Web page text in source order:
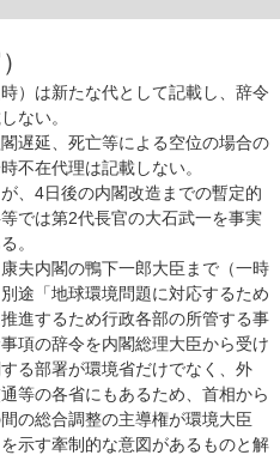
）は新たな代として記載し、辞令
ない。
遅延、死亡等による空位の場合の
不在代理は記載しない。
、4日後の内閣改造までの暫定的
では第2代長官の大石武一を事実
。
夫内閣の鴨下一郎大臣まで（一時
途「地球環境問題に対応するため
進するため行政各部の所管する事
項の辞令を内閣総理大臣から受け
る部署が環境省だけでなく、外
等の各省にもあるため、首相から
の総合調整の主導権が環境大臣
示す牽制的な意図があるものと解